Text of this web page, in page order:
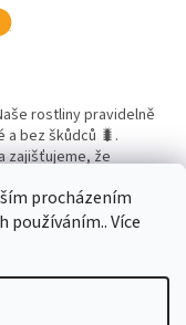
procházením
používáním.. Více
rostliny pravidelně
bez škůdců 🐛.
zajišťujeme, že